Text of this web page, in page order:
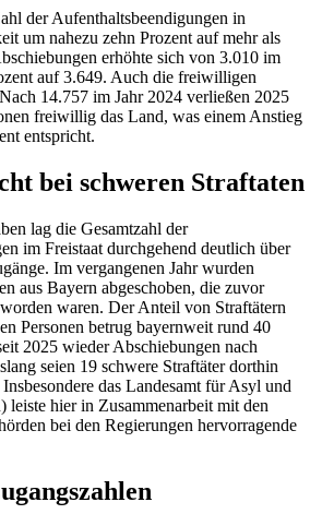
der Aufenthaltsbeendigungen in
um nahezu zehn Prozent auf mehr als
erhöhte sich von 3.010 im
auf 3.649. Auch die freiwilligen
14.757 im Jahr 2024 verließen 2025
freiwillig das Land, was einem Anstieg
entspricht.
bei schweren Straftaten
lag die Gesamtzahl der
im Freistaat durchgehend deutlich über
Im vergangenen Jahr wurden
aus Bayern abgeschoben, die zuvor
waren. Der Anteil von Straftätern
Personen betrug bayernweit rund 40
2025 wieder Abschiebungen nach
seien 19 schwere Straftäter dorthin
das Landesamt für Asyl und
hier in Zusammenarbeit mit den
bei den Regierungen hervorragende